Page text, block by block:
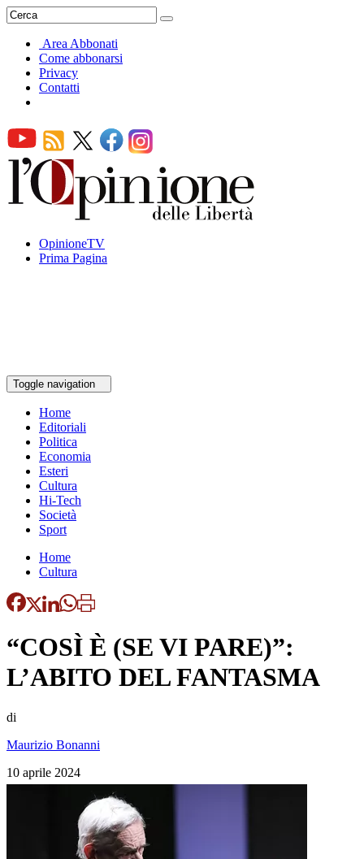
Area Abbonati
Come abbonarsi
Privacy
Contatti
OpinioneTV
Prima Pagina
Toggle navigation
Home
Editoriali
Politica
Economia
Esteri
Cultura
Hi-Tech
Società
Sport
Home
Cultura
“COSÌ È (SE VI PARE)”:
L’ABITO DEL FANTASMA
di
Maurizio Bonanni
10 aprile 2024